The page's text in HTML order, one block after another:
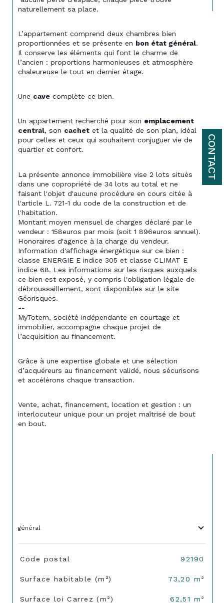
CONTACT
naturellement sa place.
L’appartement comprend deux chambres bien
proportionnées et se présente en bon état général.
Il conserve les éléments qui font le charme de
l’ancien : proportions harmonieuses et atmosphère
chaleureuse le tout en dernier étage.
Une cave complète ce bien.
Un appartement recherché pour son emplacement
central, son cachet et la qualité de son plan, idéal
pour celles et ceux qui souhaitent conjuguer vie de
quartier et confort.
La présente annonce immobilière vise 2 lots situés
dans une copropriété de 34 lots au total et ne
faisant l'objet d'aucune procédure en cours citée à
l'article L. 721-1 du code de la construction et de
l'habitation.
Montant moyen mensuel de charges déclaré par le
vendeur : 158euros par mois (soit 1 896euros annuel).
Honoraires d'agence à la charge du vendeur.
Information d'affichage énergétique sur ce bien :
classe ENERGIE E indice 305 et classe CLIMAT E
indice 68. Les informations sur les risques auxquels
ce bien est exposé, y compris l'obligation légale de
débroussaillement, sont disponibles sur le site
Géorisques.
--
MyTotem, société indépendante en courtage et
immobilier, accompagne chaque projet de
l’acquisition au financement.
Grâce à une expertise globale et une sélection
d’acquéreurs au financement validé, nous sécurisons
et accélérons chaque transaction.
Vente, achat, financement, location et gestion : un
interlocuteur unique pour un projet maîtrisé de bout
en bout.
général
TRAD_SIROCCO_Caracteristique
Code postal 92190
Surface habitable (m²) 73,20 m²
Surface loi Carrez (m²) 62,51 m²